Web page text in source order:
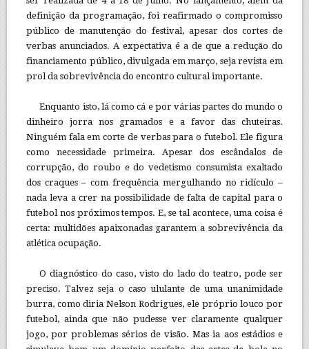
definição da programação, foi reafirmado o compromisso
público de manutenção do festival, apesar dos cortes de
verbas anunciados. A expectativa é a de que a redução do
financiamento público, divulgada em março, seja revista em
prol da sobrevivência do encontro cultural importante.
Enquanto isto, lá como cá e por várias partes do mundo o
dinheiro jorra nos gramados e a favor das chuteiras.
Ninguém fala em corte de verbas para o futebol. Ele figura
como necessidade primeira. Apesar dos escândalos de
corrupção, do roubo e do vedetismo consumista exaltado
dos craques – com frequência mergulhando no ridículo –
nada leva a crer na possibilidade de falta de capital para o
futebol nos próximos tempos. E, se tal acontece, uma coisa é
certa: multidões apaixonadas garantem a sobrevivência da
atlética ocupação.
O diagnóstico do caso, visto do lado do teatro, pode ser
preciso. Talvez seja o caso ululante de uma unanimidade
burra, como diria Nelson Rodrigues, ele próprio louco por
futebol, ainda que não pudesse ver claramente qualquer
jogo, por problemas sérios de visão. Mas ia aos estádios e